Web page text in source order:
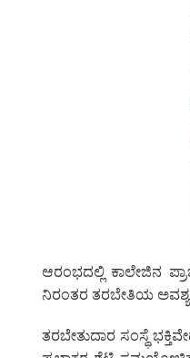
ಆರಂಭದಲ್ಲಿ ಕಾಲೇಜಿನ
ನಿರಂತರ ತರಬೇತಿಯ
ತರಬೇತುದಾರ ಸಂಸ್ಥೆ